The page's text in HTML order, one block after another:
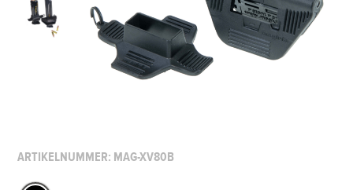
ARTIKELNUMMER: MAG-XV80B